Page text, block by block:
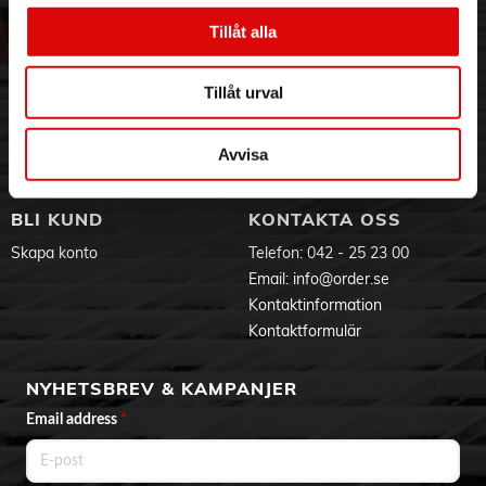
Tillåt alla
Tillåt urval
Avvisa
Om oss
Hållbarhet
Aktuellt på Order
Vanliga frågor
Service & Support
Ansökan om RMA
Godsefterlysning & Felleverans
Om cookies
BLI KUND
Skapa konto
KONTAKTA OSS
Telefon: 042 - 25 23 00
Email: info@order.se
Kontaktinformation
Kontaktformulär
NYHETSBREV & KAMPANJER
Email address *